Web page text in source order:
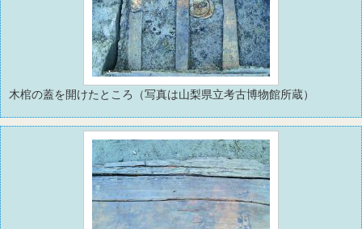
木棺の蓋を開けたところ（写真は山梨県立考古博物館所蔵）